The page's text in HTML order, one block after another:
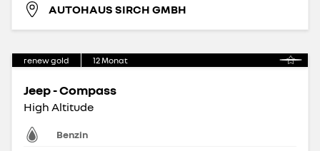
AUTOHAUS SIRCH GMBH
renew gold 12Monat
Jeep - Compass
High Altitude
Benzin